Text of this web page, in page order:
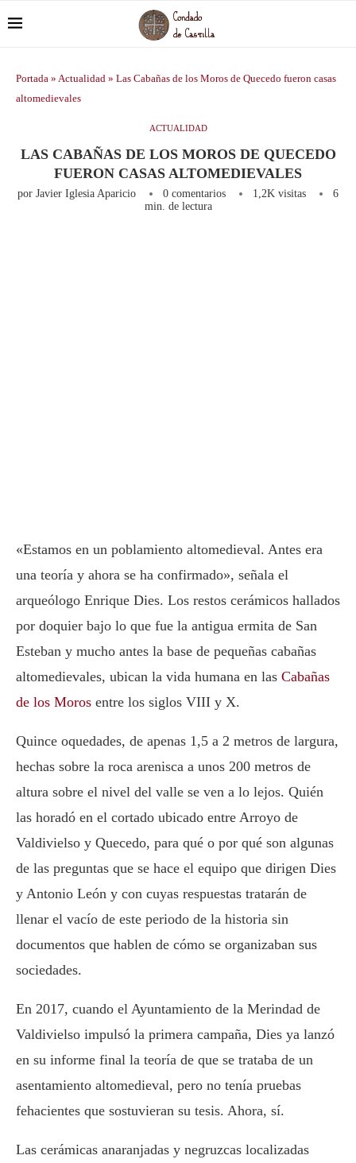
Portada » Actualidad » Las Cabañas de los Moros de Quecedo fueron casas
altomedievales
ACTUALIDAD
LAS CABAÑAS DE LOS MOROS DE QUECEDO
FUERON CASAS ALTOMEDIEVALES
por Javier Iglesia Aparicio 0 comentarios 1,2K visitas
6
min. de lectura
«Estamos en un poblamiento altomedieval. Antes era
una teoría y ahora se ha confirmado», señala el
arqueólogo Enrique Dies. Los restos cerámicos hallados
por doquier bajo lo que fue la antigua ermita de San
Esteban y mucho antes la base de pequeñas cabañas
altomedievales, ubican la vida humana en las Cabañas
de los Moros entre los siglos VIII y X.
Quince oquedades, de apenas 1,5 a 2 metros de largura,
hechas sobre la roca arenisca a unos 200 metros de
altura sobre el nivel del valle se ven a lo lejos. Quién
las horadó en el cortado ubicado entre Arroyo de
Valdivielso y Quecedo, para qué o por qué son algunas
de las preguntas que se hace el equipo que dirigen Dies
y Antonio León y con cuyas respuestas tratarán de
llenar el vacío de este periodo de la historia sin
documentos que hablen de cómo se organizaban sus
sociedades.
En 2017, cuando el Ayuntamiento de la Merindad de
Valdivielso impulsó la primera campaña, Dies ya lanzó
en su informe final la teoría de que se trataba de un
asentamiento altomedieval, pero no tenía pruebas
fehacientes que sostuvieran su tesis. Ahora, sí.
Las cerámicas anaranjadas y negruzcas localizadas